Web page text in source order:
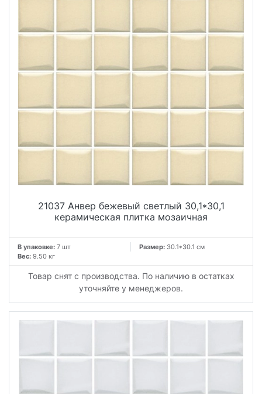
21037 Анвер бежевый светлый 30,1*30,1
керамическая плитка мозаичная
В упаковке: 7 шт Размер: 30.1*30.1 см
Вес: 9.50 кг
Товар снят с производства. По наличию в остатках
уточняйте у менеджеров.